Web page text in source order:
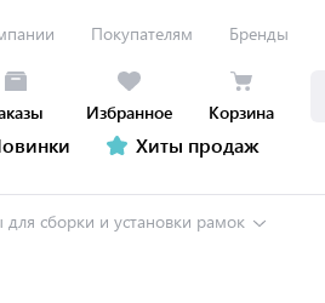
Покупателям Бренды
Избранное Корзина
Хиты продаж
для сборки и установки рамок